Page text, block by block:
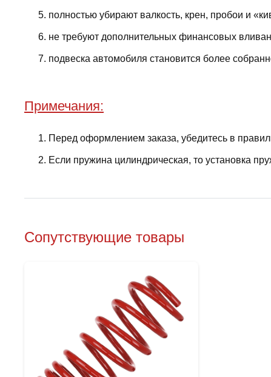
полностью убирают валкость, крен, пробои и
не требуют дополнительных финансовых
подвеска автомобиля становится более
Примечания:
Перед оформлением заказа, убедитесь в
Если пружина цилиндрическая, то установка
Сопутствующие товары